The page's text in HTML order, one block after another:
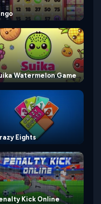
Watermelon Game
Eights
Kick Online